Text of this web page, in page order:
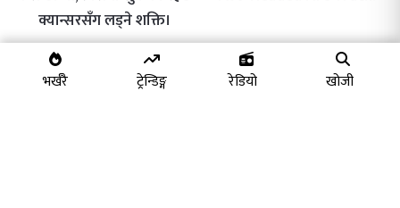
भर्खरै ट्रेन्डिङ्ग रेडियो खोजी
क्यान्सरसँग लड्ने शक्ति।